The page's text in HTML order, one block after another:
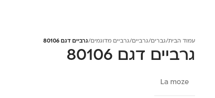
עמוד הבית/גברים/גרביים/גרביים מדוגמים/גרביים דגם 80106
גרביים דגם 80106
La moze